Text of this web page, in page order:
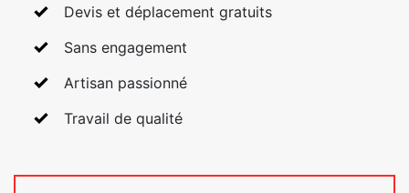
Devis et déplacement gratuits
Sans engagement
Artisan passionné
Travail de qualité